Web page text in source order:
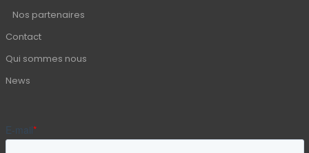
Nos partenaires
Contact
Qui sommes nous
News